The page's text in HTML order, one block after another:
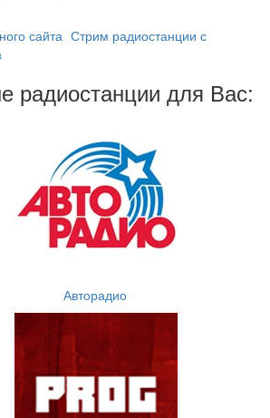
сайта Стрим радиостанции с
радиостанции для Вас:
Авторадио